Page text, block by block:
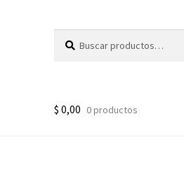
por:
$ 0,00 0 productos